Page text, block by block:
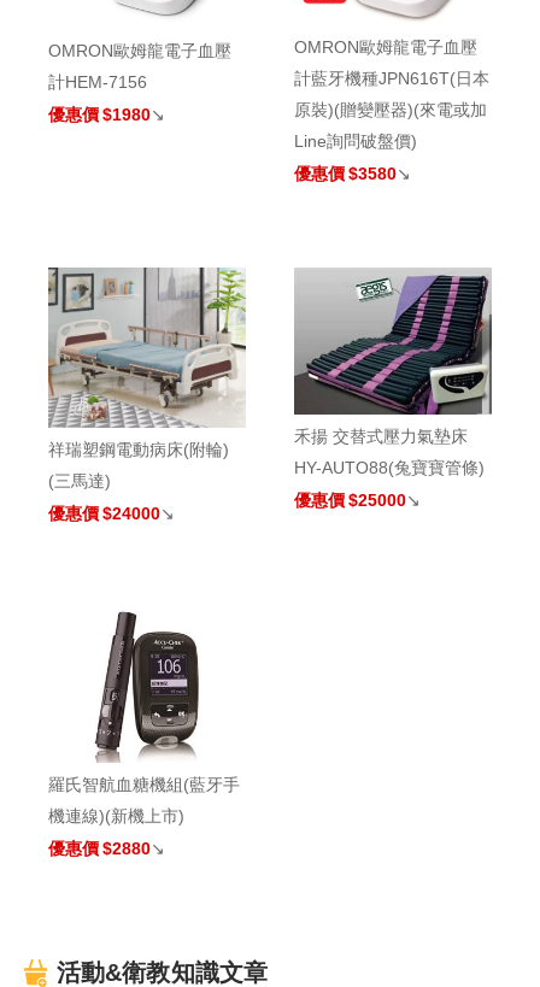
OMRON歐姆龍電子血壓
計HEM-7156
優惠價 $1980↘
OMRON歐姆龍電子血壓
計藍牙機種JPN616T(日本
原裝)(贈變壓器)(來電或加
Line詢問破盤價)
優惠價 $3580↘
祥瑞塑鋼電動病床(附輪)
(三馬達)
優惠價 $24000↘
禾揚 交替式壓力氣墊床
HY-AUTO88(兔寶寶管條)
優惠價 $25000↘
羅氏智航血糖機組(藍牙手
機連線)(新機上市)
優惠價 $2880↘
活動&衛教知識文章